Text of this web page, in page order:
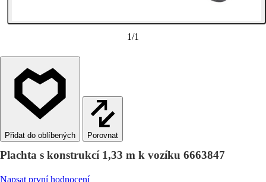
1/1
Porovnat
Plachta s konstrukcí 1,33 m k vozíku 6663847
Napsat první hodnocení